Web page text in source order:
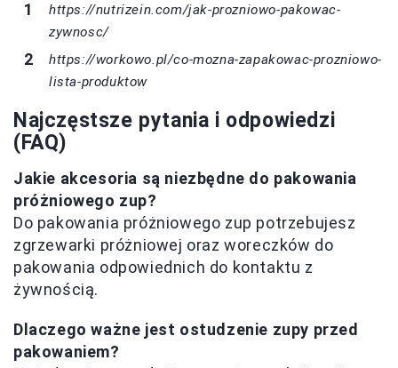
https://nutrizein.com/jak-prozniowo-pakowac-
zywnosc/
https://workowo.pl/co-mozna-zapakowac-prozniowo-
lista-produktow
Najczęstsze pytania i odpowiedzi
(FAQ)
Jakie akcesoria są niezbędne do pakowania
próżniowego zup?
Do pakowania próżniowego zup potrzebujesz
zgrzewarki próżniowej oraz woreczków do
pakowania odpowiednich do kontaktu z
żywnością.
Dlaczego ważne jest ostudzenie zupy przed
pakowaniem?